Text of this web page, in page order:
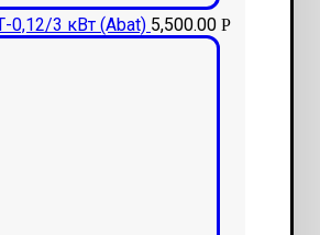
0,12/3 кВт (Аbat) 5,500.00 Р